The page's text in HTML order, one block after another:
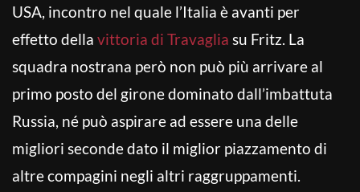
USA, incontro nel quale l’Italia è avanti per
effetto della vittoria di Travaglia su Fritz. La
squadra nostrana però non può più arrivare al
primo posto del girone dominato dall’imbattuta
Russia, né può aspirare ad essere una delle
migliori seconde dato il miglior piazzamento di
altre compagini negli altri raggruppamenti.